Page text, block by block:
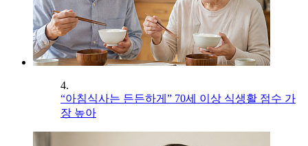
4.
“아침식사는 든든하게” 70세 이상 식생활 점수 가
장 높아